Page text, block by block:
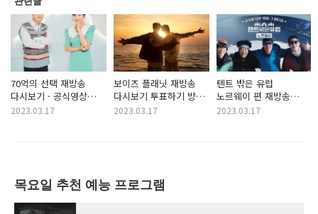
70억의 선택 재방송
다시보기 · 공식영상
보러가기 회차정보
2023.03.17
보이즈 플래닛 재방송
다시보기 투표하기 방법
문자투표 방청신청 ·
2023.03.17
텐트 밖은 유럽
노르웨이 편 재방송
다시보기 · 1회 2회 3회
2023.03.17
목요일 추천 예능 프로그램